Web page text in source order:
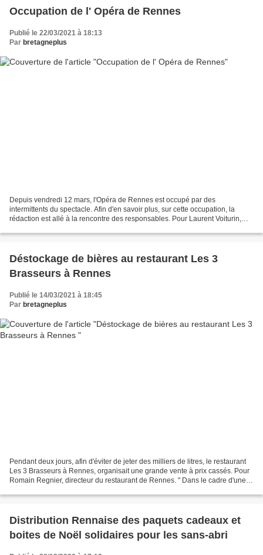
Occupation de l' Opéra de Rennes
Publié le 22/03/2021 à 18:13
Par bretagneplus
Depuis vendredi 12 mars, l'Opéra de Rennes est occupé par des
intermittents du spectacle. Afin d'en savoir plus, sur cette occupation, la
rédaction est allé à la rencontre des responsables. Pour Laurent Voiturin,
Déstockage de bières au restaurant Les 3
Brasseurs à Rennes
Publié le 14/03/2021 à 18:45
Par bretagneplus
Pendant deux jours, afin d'éviter de jeter des milliers de litres, le restaurant
Les 3 Brasseurs à Rennes, organisait une grande vente à prix cassés. Pour
Romain Regnier, directeur du restaurant de Rennes. " Dans le cadre d'une
Distribution Rennaise des paquets cadeaux et
boites de Noël solidaires pour les sans-abri